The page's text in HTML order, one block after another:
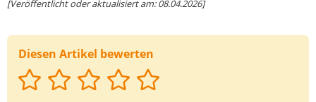
[Veröffentlicht oder aktualisiert am: 08.04.2026]
Diesen Artikel bewerten